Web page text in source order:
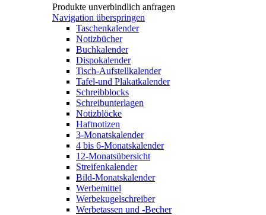
Produkte unverbindlich anfragen
Navigation überspringen
Taschenkalender
Notizbücher
Buchkalender
Dispokalender
Tisch-Aufstellkalender
Tafel-und Plakatkalender
Schreibblocks
Schreibunterlagen
Notizblöcke
Haftnotizen
3-Monatskalender
4 bis 6-Monatskalender
12-Monatsübersicht
Streifenkalender
Bild-Monatskalender
Werbemittel
Werbekugelschreiber
Werbetassen und -Becher